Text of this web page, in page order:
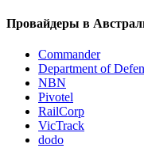
Провайдеры в
Commander
Department of
NBN
Pivotel
RailCorp
VicTrack
dodo